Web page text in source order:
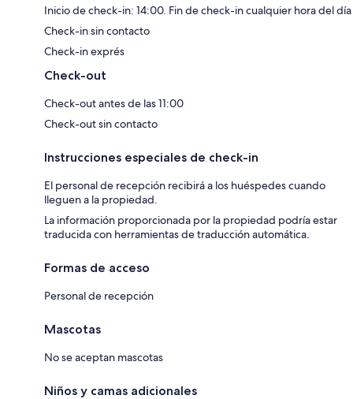
Inicio de check-in: 14:00. Fin de check-in cualquier hora del día
Check-in sin contacto
Check-in exprés
Check-out
Check-out antes de las 11:00
Check-out sin contacto
Instrucciones especiales de check-in
El personal de recepción recibirá a los huéspedes cuando
lleguen a la propiedad.
La información proporcionada por la propiedad podría estar
traducida con herramientas de traducción automática.
Formas de acceso
Personal de recepción
Mascotas
No se aceptan mascotas
Niños y camas adicionales